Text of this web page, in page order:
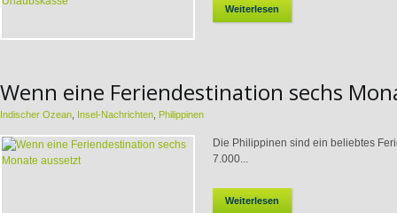
Weiterlesen
Wenn eine Feriendestination sechs
Indischer Ozean Insel-Nachrichten Philippinen
Die Philippinen sind ein beliebtes
7.000...
Weiterlesen